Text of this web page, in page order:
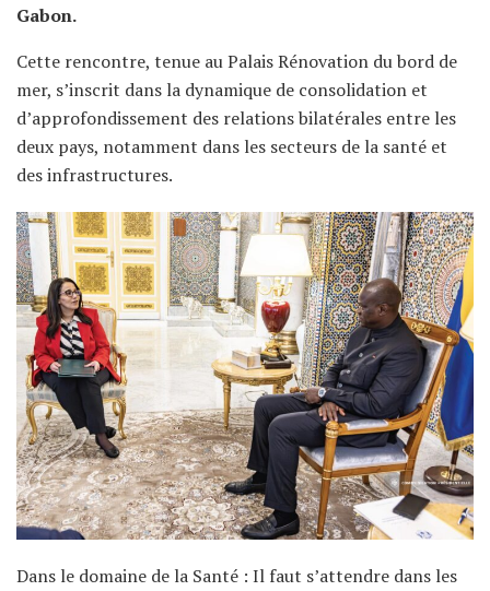
Gabon.
Cette rencontre, tenue au Palais Rénovation du bord de
mer, s’inscrit dans la dynamique de consolidation et
d’approfondissement des relations bilatérales entre les
deux pays, notamment dans les secteurs de la santé et
des infrastructures.
Dans le domaine de la Santé : Il faut s’attendre dans les